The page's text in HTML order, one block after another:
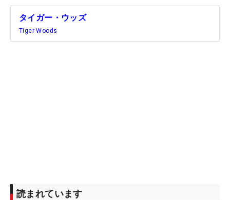
タイガー・ウッズ
Tiger Woods
読まれています